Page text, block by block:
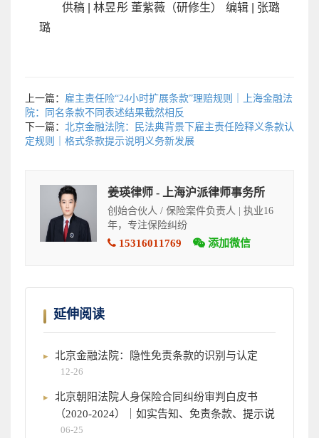
供稿 | 林昱彤 董紫薇（研修生） 编辑 | 张璐
璐
上一篇： 雇主责任险“24小时扩展条款”理赔规则｜上海金融法
院：同名条款不同表述结果截然相反
下一篇： 北京金融法院：民法典背景下雇主责任险释义条款认
定规则｜格式条款提示说明义务新发展
姜瑛律师 - 上海沪派律师事务所
创始合伙人 / 保险案件负责人 | 执业16
年，专注保险纠纷
15316011769 添加微信
延伸阅读
北京金融法院：隐性免责条款的识别与认定
12-26
北京朝阳法院人身保险合同纠纷审判白皮书
（2020-2024）｜如实告知、免责条款、提示说
06-25